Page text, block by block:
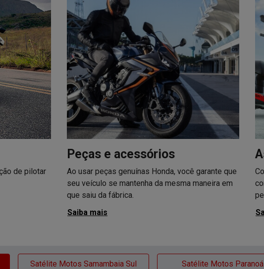
de pilotar
Peças e acessórios
Ao usar peças genuínas Honda, você garante que
seu veículo se mantenha da mesma maneira em
que saiu da fábrica.
Saiba mais
Satélite Motos Samambaia Sul Satélite Motos Paranoá